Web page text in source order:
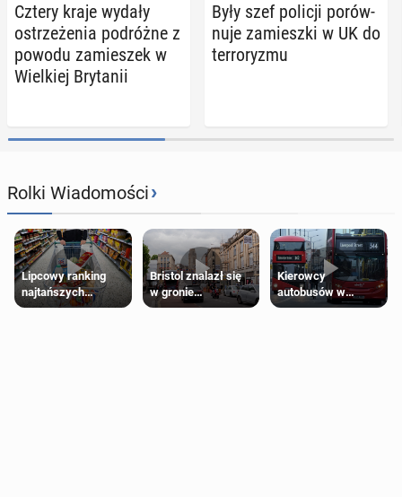
Cztery kraje wydały
ostrze­że­nia po­dróż­ne z
powodu za­mie­szek w
Wiel­kiej Bry­ta­nii
Były szef policji po­rów­
nu­je za­miesz­ki w UK do
ter­ro­ry­zmu
Rolki Wiadomości›
Lipcowy ranking
najtańszych
supermarketów
Bristol znalazł się
w gronie
najlepszych
Kierowcy
autobusów w
Londynie